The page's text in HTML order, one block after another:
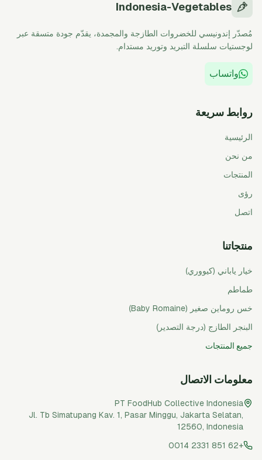
Indonesia-Vegetables
مُصدّر إندونيسي للخضروات الطازجة والمجمدة، يقدّم جودة متسقة عبر
لوجستيات سلسلة التبريد وتوريد مستدام.
واتساب
روابط سريعة
الرئيسية
من نحن
المنتجات
رؤى
اتصل
منتجاتنا
خيار ياباني (كيووري)
طماطم
خس روماين صغير (Baby Romaine)
البنجر الطازج (درجة التصدير)
جميع المنتجات
معلومات الاتصال
PT FoodHub Collective Indonesia
Jl. Tb Simatupang Kav. 1, Pasar Minggu, Jakarta Selatan,
12560, Indonesia
+62 851 2331 0014